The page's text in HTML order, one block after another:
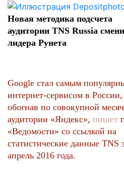
Новая методика подсчета
аудитории TNS Russia
лидера Рунета
Google стал самым
интернет-сервисом в России,
обогнав по совокупной
аудитории «Яндекс», пишет
«Ведомости» со ссылкой на
статистические данные TNS
апрель 2016 года.